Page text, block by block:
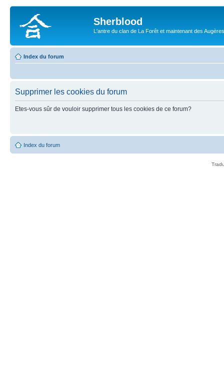
Sherblood
L'antre du clan de La Forêt et maintenant des
Index du forum
Supprimer les cookies du forum
Etes-vous sûr de vouloir supprimer tous les cookies de ce forum?
Index du forum